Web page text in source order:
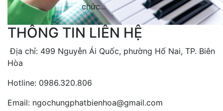
chức...
THÔNG TIN LIÊN HỆ
Địa chỉ: 499 Nguyễn Ái Quốc, phường Hố Nai, TP. Biên
Hòa
Hotline: 0986.320.806
Email: ngochungphatbienhoa@gmail.com